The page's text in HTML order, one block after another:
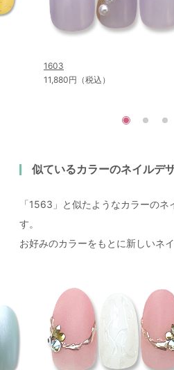
1603
11,880円（税込）
似ているカラーのネイルデ
「1563」と似たようなカラーの
す。
お好みのカラーをもとに新しいネ